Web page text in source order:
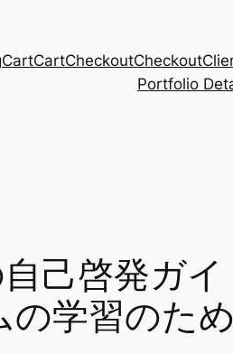
CartCartCheckoutCheckout
Portfolio
己啓発ガ
の学習のた